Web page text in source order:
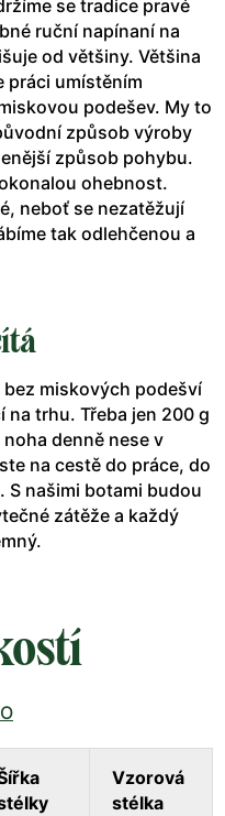
se tradice pravé
ruční napínaní na
od většiny. Většina
práci umístěním
podešev. My to
způsob výroby
způsob pohybu.
ohebnost.
neboť se nezatěžují
tak odlehčenou a
miskových podešví
trhu. Třeba jen 200 g
denně nese v
na cestě do práce, do
našimi botami budou
zátěže a každý
Vzorová
stélka